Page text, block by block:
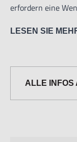
erfordern eine
LESEN SIE
ALLE INFOS